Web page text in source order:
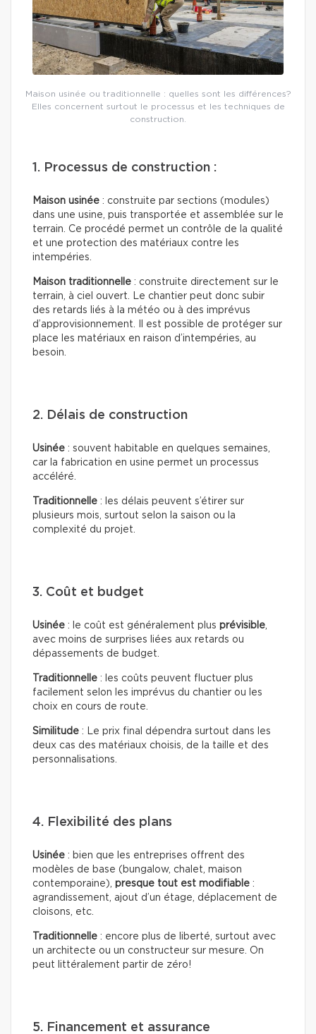
Maison usinée ou traditionnelle : quelles sont les différences?
Elles concernent surtout le processus et les techniques de
construction.
1. Processus de construction :
Maison usinée : construite par sections (modules)
dans une usine, puis transportée et assemblée sur le
terrain. Ce procédé permet un contrôle de la qualité
et une protection des matériaux contre les
intempéries.
Maison traditionnelle : construite directement sur le
terrain, à ciel ouvert. Le chantier peut donc subir
des retards liés à la météo ou à des imprévus
d’approvisionnement. Il est possible de protéger sur
place les matériaux en raison d’intempéries, au
besoin.
2. Délais de construction
Usinée : souvent habitable en quelques semaines,
car la fabrication en usine permet un processus
accéléré.
Traditionnelle : les délais peuvent s’étirer sur
plusieurs mois, surtout selon la saison ou la
complexité du projet.
3. Coût et budget
Usinée : le coût est généralement plus prévisible,
avec moins de surprises liées aux retards ou
dépassements de budget.
Traditionnelle : les coûts peuvent fluctuer plus
facilement selon les imprévus du chantier ou les
choix en cours de route.
Similitude : Le prix final dépendra surtout dans les
deux cas des matériaux choisis, de la taille et des
personnalisations.
4. Flexibilité des plans
Usinée : bien que les entreprises offrent des
modèles de base (bungalow, chalet, maison
contemporaine), presque tout est modifiable :
agrandissement, ajout d’un étage, déplacement de
cloisons, etc.
Traditionnelle : encore plus de liberté, surtout avec
un architecte ou un constructeur sur mesure. On
peut littéralement partir de zéro!
5. Financement et assurance